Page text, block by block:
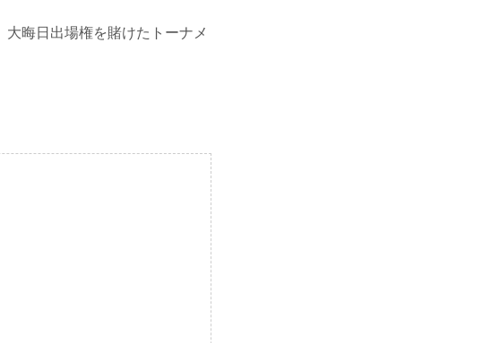
晦日出場権を賭けたトーナメ